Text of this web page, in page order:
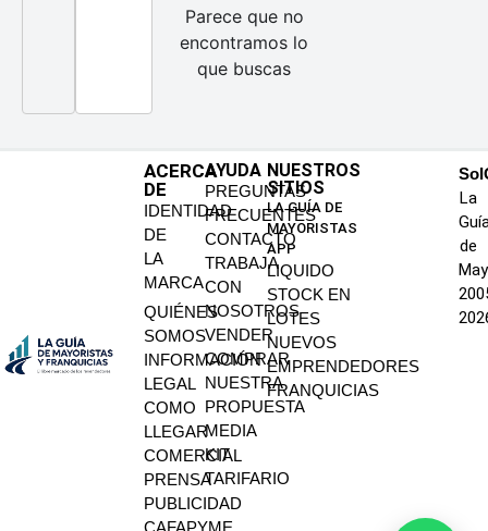
Parece que no
encontramos lo
que buscas
ACERCA
DE
IDENTIDAD
DE
LA
MARCA
QUIÉNES
SOMOS
INFORMACIÓN
LEGAL
COMO
LLEGAR
COMERCIAL
PRENSA
PUBLICIDAD
CAFAPYME
AYUDA
PREGUNTAS
FRECUENTES
CONTACTO
TRABAJA
CON
NOSOTROS
VENDER
COMPRAR
NUESTRA
PROPUESTA
MEDIA
KIT
TARIFARIO
NUESTROS
SITIOS
LA GUÍA DE
MAYORISTAS
APP
LIQUIDO
STOCK EN
LOTES
NUEVOS
EMPRENDEDORES
FRANQUICIAS
La
de